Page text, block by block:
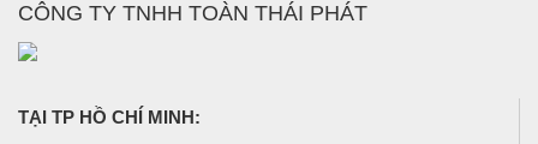
CÔNG TY TNHH TOÀN THÁI PHÁT
TẠI TP HỒ CHÍ MINH: